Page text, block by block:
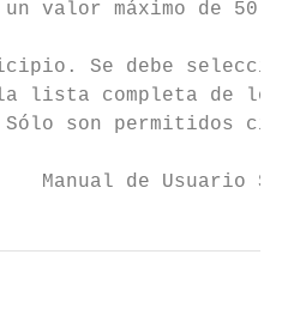
valor máximo de 50
Se debe
lista completa de los
son permitidos cinco
Manual de Usuario